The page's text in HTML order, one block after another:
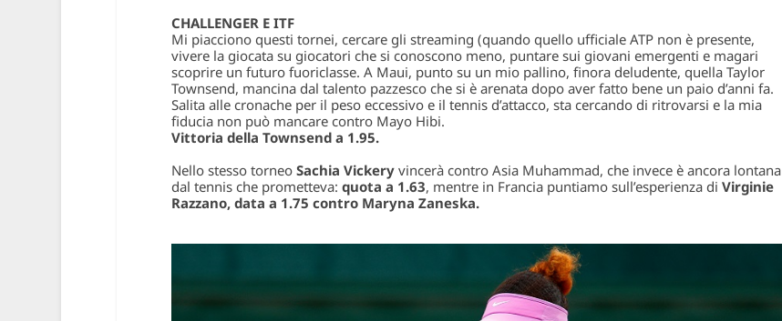
CHALLENGER E ITF
Mi piacciono questi tornei, cercare gli streaming (quando quello ufficiale ATP non è presente,
vivere la giocata su giocatori che si conoscono meno, puntare sui giovani emergenti e magari
scoprire un futuro fuoriclasse. A Maui, punto su un mio pallino, finora deludente, quella Taylor
Townsend, mancina dal talento pazzesco che si è arenata dopo aver fatto bene un paio d’anni fa.
Salita alle cronache per il peso eccessivo e il tennis d’attacco, sta cercando di ritrovarsi e la mia
fiducia non può mancare contro Mayo Hibi.
Vittoria della Townsend a 1.95.
Nello stesso torneo Sachia Vickeryvincerà contro Asia Muhammad, che invece è ancora lontana
dal tennis che prometteva: quota a 1.63, mentre in Francia puntiamo sull’esperienza di Virginie
Razzano, data a 1.75 contro Maryna Zaneska.